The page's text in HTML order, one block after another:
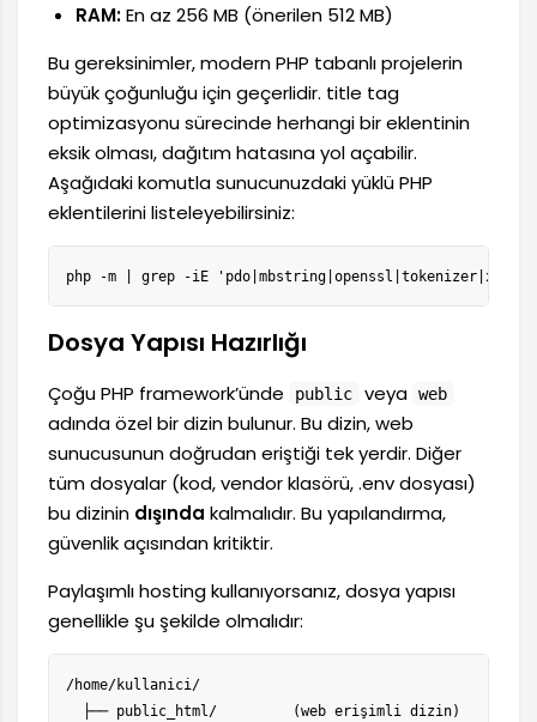
RAM:En az 256 MB (önerilen 512 MB)
Bu gereksinimler, modern PHP tabanlı projelerin
büyük çoğunluğu için geçerlidir. title tag
optimizasyonu sürecinde herhangi bir eklentinin
eksik olması, dağıtım hatasına yol açabilir.
Aşağıdaki komutla sunucunuzdaki yüklü PHP
eklentilerini listeleyebilirsiniz:
php -m | grep -iE
Dosya Yapısı Hazırlığı
Çoğu PHP framework’ünde public veya web
adında özel bir dizin bulunur. Bu dizin, web
sunucusunun doğrudan eriştiği tek yerdir. Diğer
tüm dosyalar (kod, vendor klasörü, .env dosyası)
bu dizinin dışında kalmalıdır. Bu yapılandırma,
güvenlik açısından kritiktir.
Paylaşımlı hosting kullanıyorsanız, dosya yapısı
genellikle şu şekilde olmalıdır:
/home/kullanici/
  ├── public_html/         (web erişimli dizin)